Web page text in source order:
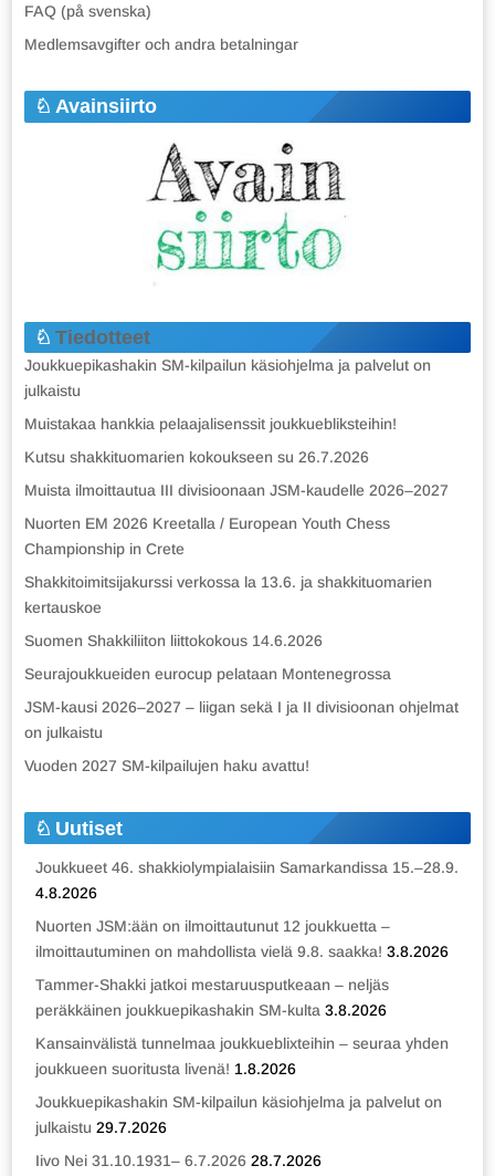
FAQ (på svenska)
Medlemsavgifter och andra betalningar
Avainsiirto
Tiedotteet
Joukkuepikashakin SM-kilpailun käsiohjelma ja palvelut on
julkaistu
Muistakaa hankkia pelaajalisenssit joukkuebliksteihin!
Kutsu shakkituomarien kokoukseen su 26.7.2026
Muista ilmoittautua III divisioonaan JSM-kaudelle 2026–2027
Nuorten EM 2026 Kreetalla / European Youth Chess
Championship in Crete
Shakkitoimitsijakurssi verkossa la 13.6. ja shakkituomarien
kertauskoe
Suomen Shakkiliiton liittokokous 14.6.2026
Seurajoukkueiden eurocup pelataan Montenegrossa
JSM-kausi 2026–2027 – liigan sekä I ja II divisioonan ohjelmat
on julkaistu
Vuoden 2027 SM-kilpailujen haku avattu!
Uutiset
Joukkueet 46. shakkiolympialaisiin Samarkandissa 15.–28.9.
4.8.2026
Nuorten JSM:ään on ilmoittautunut 12 joukkuetta –
ilmoittautuminen on mahdollista vielä 9.8. saakka! 3.8.2026
Tammer-Shakki jatkoi mestaruusputkeaan – neljäs
peräkkäinen joukkuepikashakin SM-kulta 3.8.2026
Kansainvälistä tunnelmaa joukkueblixteihin – seuraa yhden
joukkueen suoritusta livenä! 1.8.2026
Joukkuepikashakin SM-kilpailun käsiohjelma ja palvelut on
julkaistu 29.7.2026
Iivo Nei 31.10.1931– 6.7.2026 28.7.2026